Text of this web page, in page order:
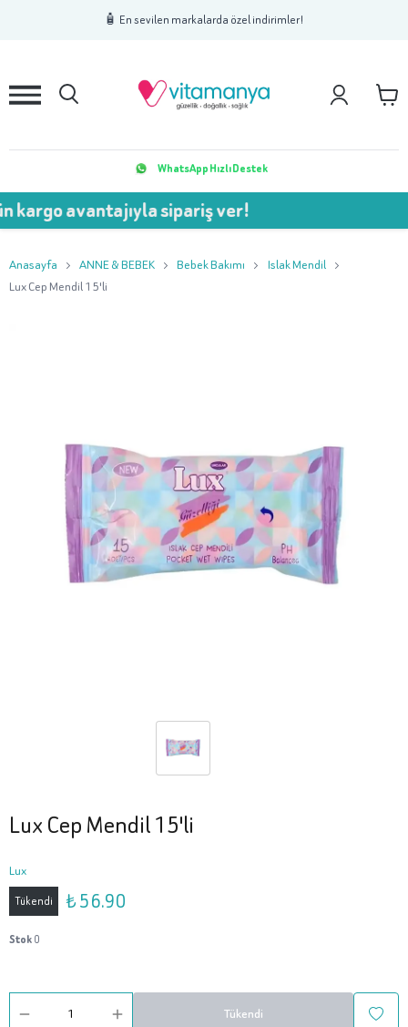
🧴 En sevilen markalarda özel indirimler!
2 3
WhatsApp Hızlı Destek
avantajıyla sipariş ver!
Anasayfa ANNE & BEBEK Bebek Bakımı
Islak Mendil
Lux Cep Mendil 15'li
Lux Cep Mendil 15'li
Lux
Tükendi ₺ 56.90
Stok0
Tükendi